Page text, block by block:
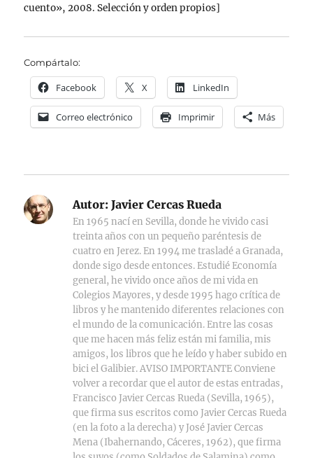
cuento», 2008. Selección y orden propios]
Compártalo:
Facebook X LinkedIn
Correo electrónico Imprimir Más
Autor: Javier Cercas Rueda
En 1965 nací en Sevilla, donde he vivido casi
treinta años con un pequeño paréntesis de
cuatro en Jerez. En 1994 me trasladé a Granada,
donde sigo desde entonces. Estudié Economía
general, he vivido once años de mi vida en
Colegios Mayores, y desde 1995 hago crítica de
libros y he mantenido diferentes relaciones con
el mundo de la comunicación. Entre las cosas
que me hacen más feliz están mi familia, mis
amigos, los libros que he leído y haber subido en
bici el Galibier. AVISO IMPORTANTE Conviene
volver a recordar que el autor de estas entradas,
Francisco Javier Cercas Rueda (Sevilla, 1965),
que firma sus escritos como Javier Cercas Rueda
(en la foto a la derecha) y José Javier Cercas
Mena (Ibahernando, Cáceres, 1962), que firma